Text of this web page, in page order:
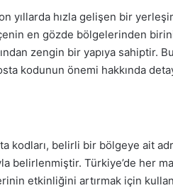
yıllarda hızla gelişen bir
en gözde bölgelerinden
zengin bir yapıya sahiptir.
kodunun önemi hakkında
kodları, belirli bir bölgeye ait
belirlenmiştir. Türkiye’de her
etkinliğini artırmak için